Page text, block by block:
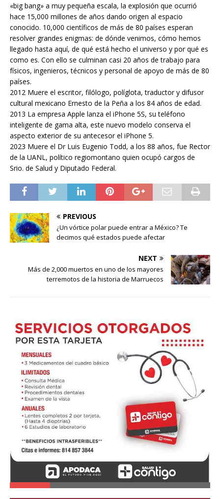
«big bang» a muy pequeña escala, la explosión que ocurrió
hace 15,000 millones de años dando origen al espacio
conocido. 10,000 científicos de más de 80 países esperan
resolver grandes enigmas: de dónde venimos, cómo hemos
llegado hasta aquí, de qué está hecho el universo y por qué es
como es. Con ello se culminan casi 20 años de trabajo para
físicos, ingenieros, técnicos y personal de apoyo de más de 80
países.
2012 Muere el escritor, filólogo, políglota, traductor y difusor
cultural mexicano Ernesto de la Peña a los 84 años de edad.
2013 La empresa Apple lanza el iPhone 5S, su teléfono
inteligente de gama alta, este nuevo modelo conserva el
aspecto exterior de su antecesor el iPhone 5.
2023 Muere el Dr Luis Eugenio Todd, a los 88 años, fue Rector
de la UANL, político regiomontano quien ocupó cargos de
Srio. de Salud y Diputado Federal.
PREVIOUS
¿Un vórtice polar puede entrar a México? Te
decimos qué estados puede afectar
NEXT
Más de 2,000 muertos en uno de los mayores
terremotos de la historia de Marruecos